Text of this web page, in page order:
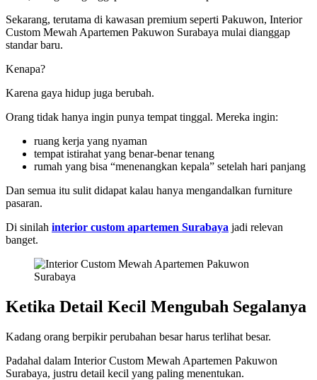
Sekarang, terutama di kawasan premium seperti Pakuwon, Interior
Custom Mewah Apartemen Pakuwon Surabaya mulai dianggap
standar baru.
Kenapa?
Karena gaya hidup juga berubah.
Orang tidak hanya ingin punya tempat tinggal. Mereka ingin:
ruang kerja yang nyaman
tempat istirahat yang benar-benar tenang
rumah yang bisa “menenangkan kepala” setelah hari panjang
Dan semua itu sulit didapat kalau hanya mengandalkan furniture
pasaran.
Di sinilah interior custom apartemen Surabaya jadi relevan
banget.
Ketika Detail Kecil Mengubah Segalanya
Kadang orang berpikir perubahan besar harus terlihat besar.
Padahal dalam Interior Custom Mewah Apartemen Pakuwon
Surabaya, justru detail kecil yang paling menentukan.